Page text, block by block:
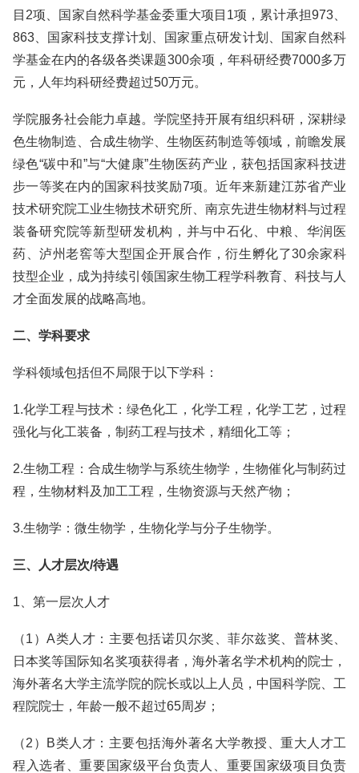
目2项、国家自然科学基金委重大项目1项，累计承担973、
863、国家科技支撑计划、国家重点研发计划、国家自然科
学基金在内的各级各类课题300余项，年科研经费7000多万
元，人年均科研经费超过50万元。
学院服务社会能力卓越。学院坚持开展有组织科研，深耕绿
色生物制造、合成生物学、生物医药制造等领域，前瞻发展
绿色“碳中和”与“大健康”生物医药产业，获包括国家科技进
步一等奖在内的国家科技奖励7项。近年来新建江苏省产业
技术研究院工业生物技术研究所、南京先进生物材料与过程
装备研究院等新型研发机构，并与中石化、中粮、华润医
药、泸州老窖等大型国企开展合作，衍生孵化了30余家科
技型企业，成为持续引领国家生物工程学科教育、科技与人
才全面发展的战略高地。
二、学科要求
学科领域包括但不局限于以下学科：
1.化学工程与技术：绿色化工，化学工程，化学工艺，过程
强化与化工装备，制药工程与技术，精细化工等；
2.生物工程：合成生物学与系统生物学，生物催化与制药过
程，生物材料及加工工程，生物资源与天然产物；
3.生物学：微生物学，生物化学与分子生物学。
三、人才层次/待遇
1、第一层次人才
（1）A类人才：主要包括诺贝尔奖、菲尔兹奖、普林奖、
日本奖等国际知名奖项获得者，海外著名学术机构的院士，
海外著名大学主流学院的院长或以上人员，中国科学院、工
程院院士，年龄一般不超过65周岁；
（2）B类人才：主要包括海外著名大学教授、重大人才工
程入选者、重要国家级平台负责人、重要国家级项目负责